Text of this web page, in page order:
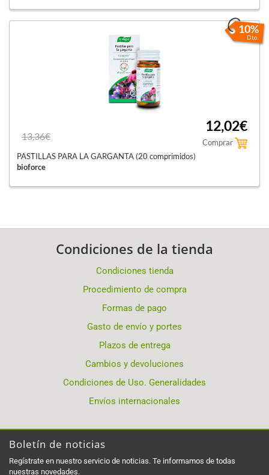
10%
Dto.
13,36€
12,02€
Comprar
PASTILLAS PARA LA GARGANTA (20 comprimidos)
bioforce
Condiciones de la tienda
Condiciones tienda
Procedimiento de compra
Formas de pago
Gasto de envío y portes
Plazos de entrega
Cambios y devoluciones
Condiciones de Uso. Generalidades
Envíos internacionales
Boletín de noticias
Regístrate en nuestro servicio de noticias. Te informamos de todas
nuestras novedades.